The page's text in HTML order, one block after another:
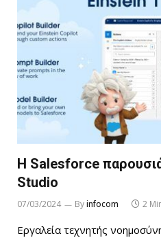
Η Salesforce
Studio
07/03/2024 Byinfocom 2
Εργαλεία τεχνητής